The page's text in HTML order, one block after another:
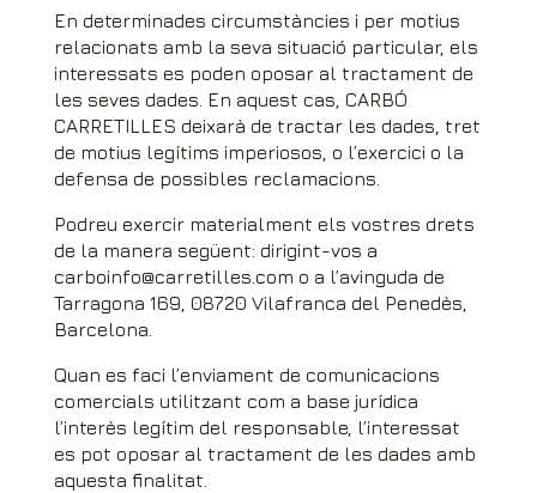
En determinades circumstàncies i per motius
relacionats amb la seva situació particular, els
interessats es poden oposar al tractament de
les seves dades. En aquest cas, CARBÓ
CARRETILLES deixarà de tractar les dades, tret
de motius legítims imperiosos, o l’exercici o la
defensa de possibles reclamacions.
Podreu exercir materialment els vostres drets
de la manera següent: dirigint-vos a
carboinfo@carretilles.com o a l’avinguda de
Tarragona 169, 08720 Vilafranca del Penedès,
Barcelona.
Quan es faci l’enviament de comunicacions
comercials utilitzant com a base jurídica
l’interès legítim del responsable, l’interessat
es pot oposar al tractament de les dades amb
aquesta finalitat.